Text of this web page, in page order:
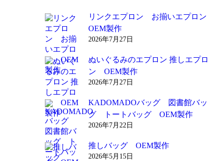
リンクエプロン お揃いエプロン
OEM製作
2026年7月27日
ぬいぐるみのエプロン 推しエプロ
ン OEM製作
2026年7月27日
KADOMADOバッグ 図書館バッ
グ トートバッグ OEM製作
2026年7月22日
推しバッグ OEM製作
2026年5月15日